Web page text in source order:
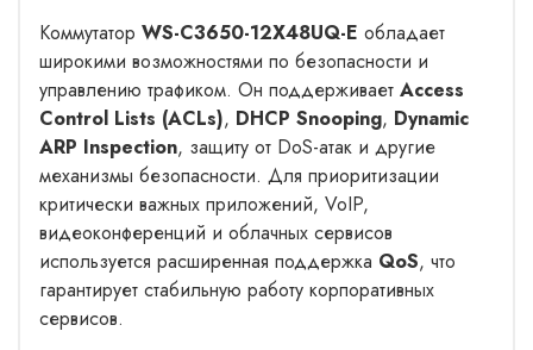
Коммутатор WS-C3650-12X48UQ-E обладает
широкими возможностями по безопасности и
управлению трафиком. Он поддерживает Access
Control Lists (ACLs), DHCP Snooping, Dynamic
ARP Inspection, защиту от DoS-атак и другие
механизмы безопасности. Для приоритизации
критически важных приложений, VoIP,
видеоконференций и облачных сервисов
используется расширенная поддержка QoS, что
гарантирует стабильную работу корпоративных
сервисов.